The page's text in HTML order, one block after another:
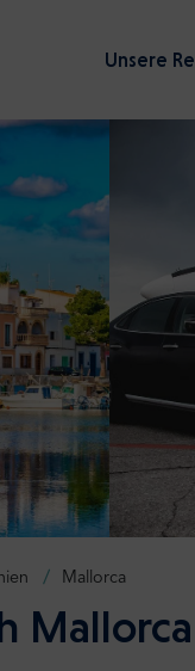
Unsere
Mallorca